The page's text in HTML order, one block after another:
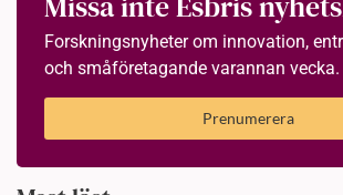
Forskningsnyheter om innovation,
och småföretagande varannan vecka.
Prenumerera